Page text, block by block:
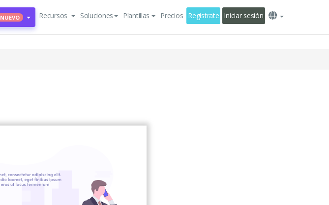
NUEVO Recursos Soluciones Plantillas Precios Regístrate Iniciar sesión